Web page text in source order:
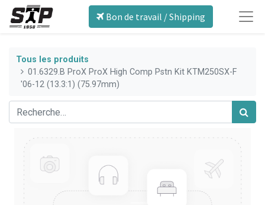
Bon de travail / Shipping
Tous les produits
01.6329.B ProX ProX High Comp Pstn Kit KTM250SX-F
'06-12 (13.3:1) (75.97mm)